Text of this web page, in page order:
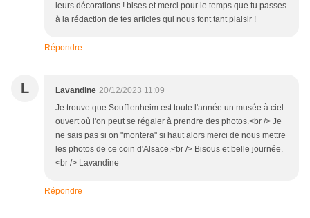
leurs décorations ! bises et merci pour le temps que tu passes
à la rédaction de tes articles qui nous font tant plaisir !
Répondre
L Lavandine 20/12/2023 11:09
Je trouve que Soufflenheim est toute l'année un musée à ciel
ouvert où l'on peut se régaler à prendre des photos.<br /> Je
ne sais pas si on "montera" si haut alors merci de nous mettre
les photos de ce coin d'Alsace.<br /> Bisous et belle journée.
<br /> Lavandine
Répondre